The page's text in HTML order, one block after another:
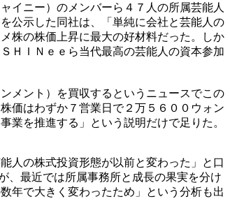
イニー）のメンバーら４７人の所属芸能人
公示した同社は、「単純に会社と芸能人の
株の株価上昇に最大の好材料だった。しか
ＨＩＮｅｅら当代最高の芸能人の資本参加
メント）を買収するというニュースでこの
価はわずか７営業日で２万５６００ウォン
業を推進する」という説明だけで足りた。
人の株式投資形態が以前と変わった」と口
、最近では所属事務所と成長の果実を分け
年で大きく変わったため」という分析も出